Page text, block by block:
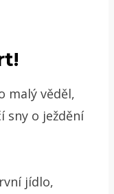
malý věděl,
sny o ježdění
jídlo,